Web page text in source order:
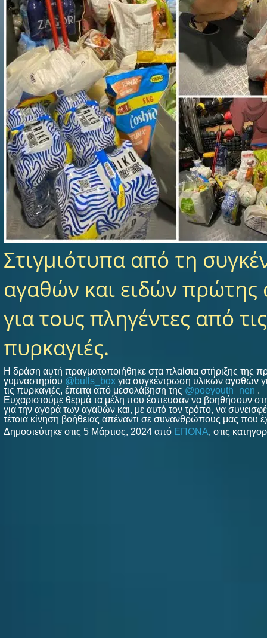
Στιγμιότυπα από τη
αγαθών και ειδών πρώτης
για τους πληγέντες από τις
πυρκαγιές.
Η δράση αυτή πραγματοποιήθηκε στα πλαίσια στήριξης της
γυμναστηρίου @bulls_box για συγκέντρωση υλικών αγαθών
τις πυρκαγιές, έπειτα από μεσολάβηση της @poeyouth_nen .
Ευχαριστούμε θερμά τα μέλη που έσπευσαν να βοηθήσουν
για την αγορά των αγαθών και, με αυτό τον τρόπο, να
τέτοια κίνηση βοήθειας απέναντι σε συνανθρώπους μας που
Δημοσιεύτηκε στις 5 Μάρτιος, 2024 από ΕΠΟΝΑ, στις